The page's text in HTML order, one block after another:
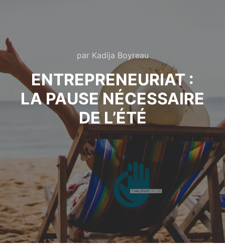
par Kadija Boyreau
ENTREPRENEURIAT :
LA PAUSE NÉCESSAIRE
DE L’ÉTÉ